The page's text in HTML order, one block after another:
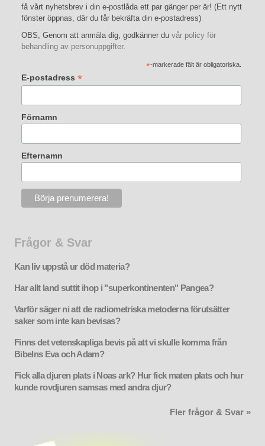
få vårt nyhetsbrev i din e-postlåda ett par gänger per är! (Ett nytt
fönster öppnas, där du får bekräfta din e-postadress)
OBS, Genom att anmäla dig, godkänner du vår policy för
behandling av personuppgifter.
*-markerade fält är obligatoriska.
E-postadress *
Förnamn
Efternamn
Frågor & Svar
Kan liv uppstå ur död materia?
Har allt land suttit ihop i "superkontinenten" Pangea?
Varför säger ni att de radiometriska metoderna förutsätter
saker som inte kan bevisas?
Finns det vetenskapliga bevis på att vi skulle komma från
Bibelns Eva och Adam?
Fick alla djuren plats i Noas ark? Hur fick maten plats och hur
kunde rovdjuren samsas med andra djur?
Fler frågor & Svar »